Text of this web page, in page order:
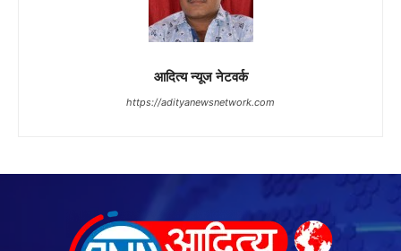
आदित्य न्यूज नेटवर्क
https://adityanewsnetwork.com